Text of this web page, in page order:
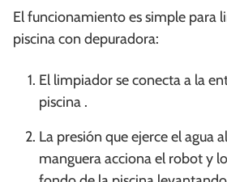
El funcionamiento es simple para
piscina con depuradora:
El limpiador se conecta a la
piscina .
La presión que ejerce el agua
manguera acciona el robot y